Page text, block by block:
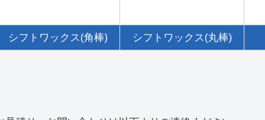
シフトワックス(角棒) シフトワックス(丸棒)